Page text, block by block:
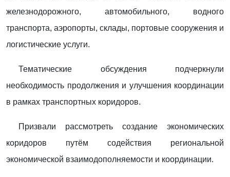
железнодорожного, автомобильного, водного
транспорта, аэропорты, склады, портовые сооружения и
логистические услуги.
Тематические обсуждения подчеркнули
необходимость продолжения и улучшения координации
в рамках транспортных коридоров.
Призвали рассмотреть создание экономических
коридоров путём содействия региональной
экономической взаимодополняемости и координации.